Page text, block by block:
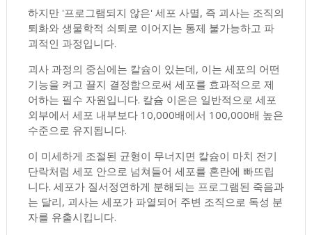
하지만 '프로그램되지 않은' 세포 사멸, 즉 괴사는 조직의
퇴화와 생물학적 쇠퇴로 이어지는 통제 불가능하고 파
괴적인 과정입니다.
괴사 과정의 중심에는 칼슘이 있는데, 이는 세포의 어떤
기능을 켜고 끌지 결정함으로써 세포를 효과적으로 제
어하는 ​​필수 자원입니다. 칼슘 이온은 일반적으로 세포
외부에서 세포 내부보다 10,000배에서 100,000배 높은
수준으로 유지됩니다.
이 미세하게 조절된 균형이 무너지면 칼슘이 마치 전기
단락처럼 세포 안으로 넘쳐들어 세포를 혼란에 빠뜨립
니다. 세포가 질서정연하게 분해되는 프로그램된 죽음과
는 달리, 괴사는 세포가 파열되어 주변 조직으로 독성 분
자를 유출시킵니다.